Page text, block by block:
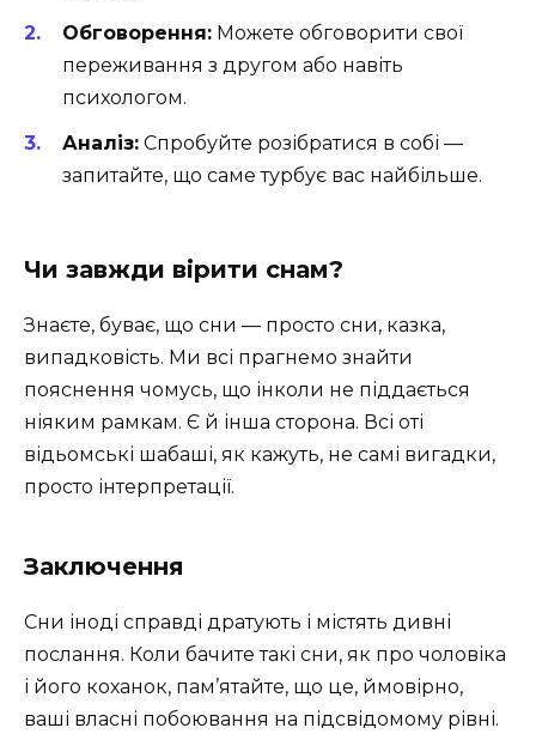
Обговорення: Можете обговорити свої
переживання з другом або навіть
психологом.
Аналіз: Спробуйте розібратися в собі —
запитайте, що саме турбує вас найбільше.
Чи завжди вірити снам?
Знаєте, буває, що сни — просто сни, казка,
випадковість. Ми всі прагнемо знайти
пояснення чомусь, що інколи не піддається
ніяким рамкам. Є й інша сторона. Всі оті
відьомські шабаші, як кажуть, не самі вигадки,
просто інтерпретації.
Заключення
Сни іноді справді дратують і містять дивні
послання. Коли бачите такі сни, як про чоловіка
і його коханок, пам’ятайте, що це, ймовірно,
ваші власні побоювання на підсвідомому рівні.